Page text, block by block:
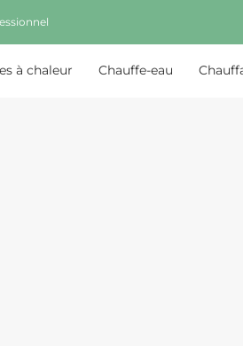
à chaleur Chauffe-eau